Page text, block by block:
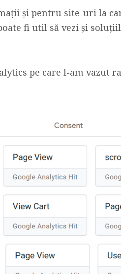
și pentru site-uri la
fi util să vezi și
pe care l-am vazut